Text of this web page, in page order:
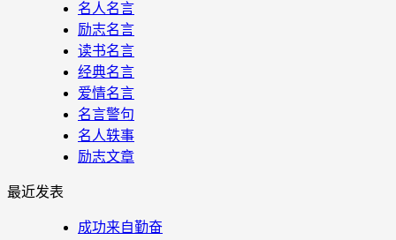
名人名言
励志名言
读书名言
经典名言
爱情名言
名言警句
名人轶事
励志文章
最近发表
成功来自勤奋